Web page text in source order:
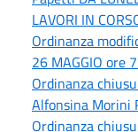
LAVORI IN
Ordinanza
26 MAGGIO ore
Ordinanza
Alfonsina Morini
Ordinanza